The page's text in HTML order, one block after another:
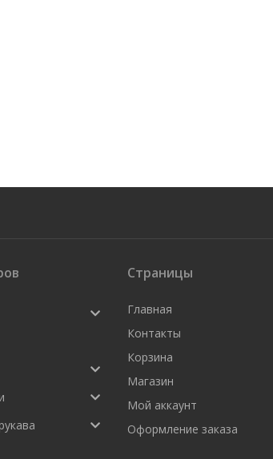
Страницы
Главная
Контакты
Корзина
Магазин
Мой аккаунт
Оформление заказа